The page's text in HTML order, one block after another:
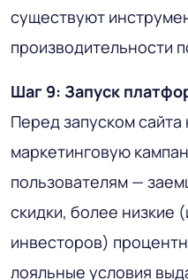
существуют
производительности
Шаг 9: Запуск
Перед запуском
маркетинговую
пользователям —
скидки, более низкие
инвесторов)
лояльные условия